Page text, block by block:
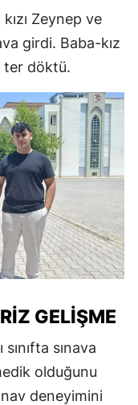
Zeynep ve
girdi. Baba-kız
ter döktü.
GELIŞME
sınava
olduğunu
deneyimini